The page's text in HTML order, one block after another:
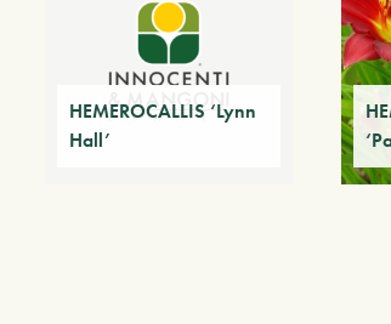
HEMEROCALLIS ‘Lynn
Hall’